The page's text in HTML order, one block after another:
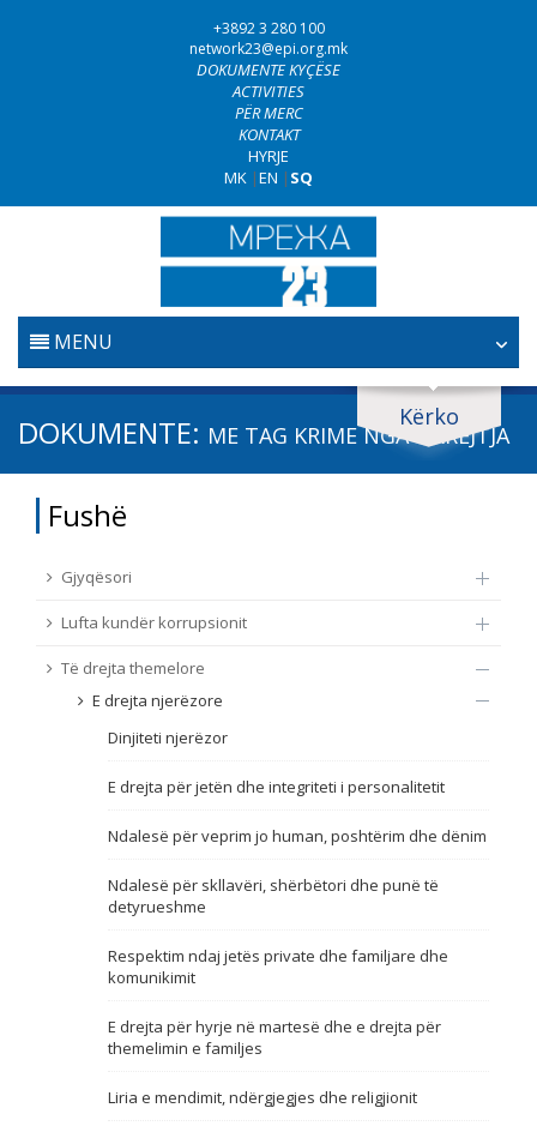
+3892 3 280 100
network23@epi.org.mk
DOKUMENTE KYÇËSE
ACTIVITIES
PËR MERC
KONTAKT
HYRJE
MK |EN | SQ
MENU
FILLESTARE
LUFTA KUNDËR KORRUPSIONIT
TË DREJTA THEMELORE
E DREJTA E QYTETARËVE TË BE-SË
Kërko
Kërko dokumente
Fushë / lëmi
Nën burim
Nga rrjeti 23
Data e shpalljes
Emër, përshkrim ose fjalen
DOKUMENTE: ME TAG KRIME NGA URREJTJA
Fushë
Gjyqësori
Lufta kundër korrupsionit
Të drejta themelore
E drejta njerëzore
Dinjiteti njerëzor
E drejta për jetën dhe integriteti i personalitetit
Ndalesë për veprim jo human, poshtërim dhe dënim
Ndalesë për skllavëri, shërbëtori dhe punë të
detyrueshme
Respektim ndaj jetës private dhe familjare dhe
komunikimit
E drejta për hyrje në martesë dhe e drejta për
themelimin e familjes
Liria e mendimit, ndërgjegjes dhe religjionit